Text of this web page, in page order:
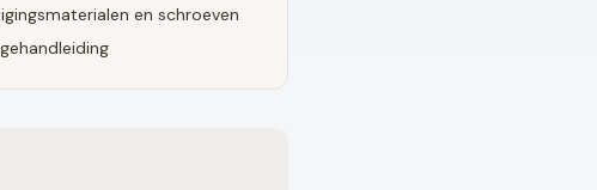
en schroeven